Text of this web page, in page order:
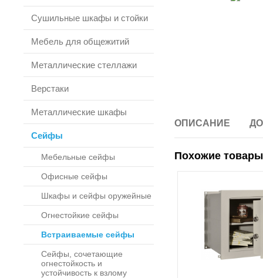
Сушильные шкафы и стойки
Мебель для общежитий
Металлические стеллажи
Верстаки
Металлические шкафы
Сейфы
Мебельные сейфы
Офисные сейфы
Шкафы и сейфы оружейные
Огнестойкие сейфы
Встраиваемые сейфы
Сейфы, сочетающие
огнестойкость и
устойчивость к взлому
ОПИСАНИЕ
Похожие